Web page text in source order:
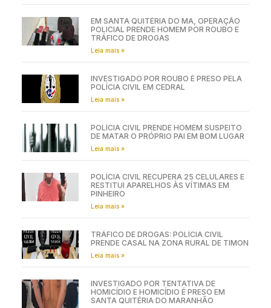
EM SANTA QUITÉRIA DO MA, OPERAÇÃO
POLICIAL PRENDE HOMEM POR ROUBO E
TRÁFICO DE DROGAS
Leia mais »
INVESTIGADO POR ROUBO É PRESO PELA
POLÍCIA CIVIL EM CEDRAL
Leia mais »
POLÍCIA CIVIL PRENDE HOMEM SUSPEITO
DE MATAR O PRÓPRIO PAI EM BOM LUGAR
Leia mais »
POLÍCIA CIVIL RECUPERA 25 CELULARES E
RESTITUI APARELHOS ÀS VÍTIMAS EM
PINHEIRO
Leia mais »
TRÁFICO DE DROGAS: POLÍCIA CIVIL
PRENDE CASAL NA ZONA RURAL DE TIMON
Leia mais »
INVESTIGADO POR TENTATIVA DE
HOMICÍDIO E HOMICÍDIO É PRESO EM
SANTA QUITÉRIA DO MARANHÃO